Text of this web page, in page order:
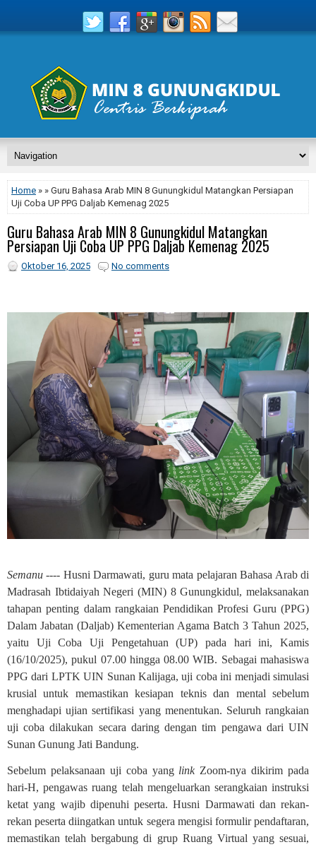
Home » » Guru Bahasa Arab MIN 8 Gunungkidul Matangkan Persiapan
Uji Coba UP PPG Daljab Kemenag 2025
Guru Bahasa Arab MIN 8 Gunungkidul Matangkan
Persiapan Uji Coba UP PPG Daljab Kemenag 2025
Oktober 16, 2025 No comments
Semanu ---- Husni Darmawati, guru mata pelajaran Bahasa Arab di
Madrasah Ibtidaiyah Negeri (MIN) 8 Gunungkidul, melaksanakan
tahapan penting dalam rangkaian Pendidikan Profesi Guru (PPG)
Dalam Jabatan (Daljab) Kementerian Agama Batch 3 Tahun 2025,
yaitu Uji Coba Uji Pengetahuan (UP) pada hari ini, Kamis
(16/10/2025), pukul 07.00 hingga 08.00 WIB. Sebagai mahasiswa
PPG dari LPTK UIN Sunan Kalijaga, uji coba ini menjadi simulasi
krusial untuk memastikan kesiapan teknis dan mental sebelum
menghadapi ujian sertifikasi yang menentukan. Seluruh rangkaian
uji coba dilakukan secara daring dengan tim pengawa dari UIN
Sunan Gunung Jati Bandung.
Sebelum pelaksanaan uji coba yang linkZoom-nya dikirim pada
hari-H, pengawas ruang telah mengeluarkan serangkaian instruksi
ketat yang wajib dipenuhi peserta. Husni Darmawati dan rekan-
rekan peserta diingatkan untuk segera mengisi formulir pendaftaran,
memastikan telah bergabung di grup Ruang Virtual yang sesuai,